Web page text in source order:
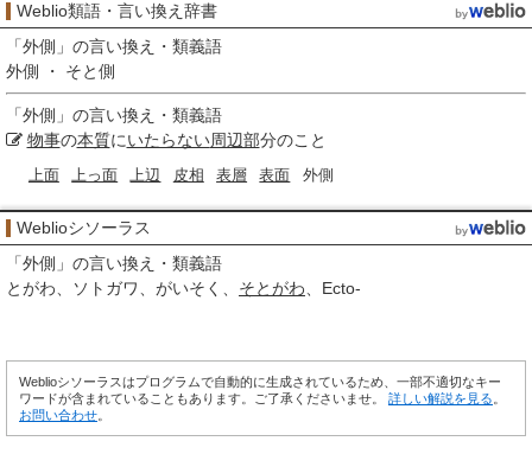
Weblio類語・言い換え辞書
「外側 」の言い換え・類義語
外側 ・ そと側
「外側 」の言い換え・類義語
物事の本質にいたらない周辺部分のこと
上面 上っ面 上辺 皮相 表層 表面 外側
Weblioシソーラス
「外側 」の言い換え・類義語
とがわ
ソトガワ がいそく そとがわ Ecto-
Weblioシソーラスはプログラムで自動的に生成されているため、一部不適切なキー
ワードが含まれていることもあります。ご了承くださいませ。 詳しい解説を見る
お問い合わせ